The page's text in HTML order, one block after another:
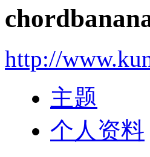
http://
主题
个人资料